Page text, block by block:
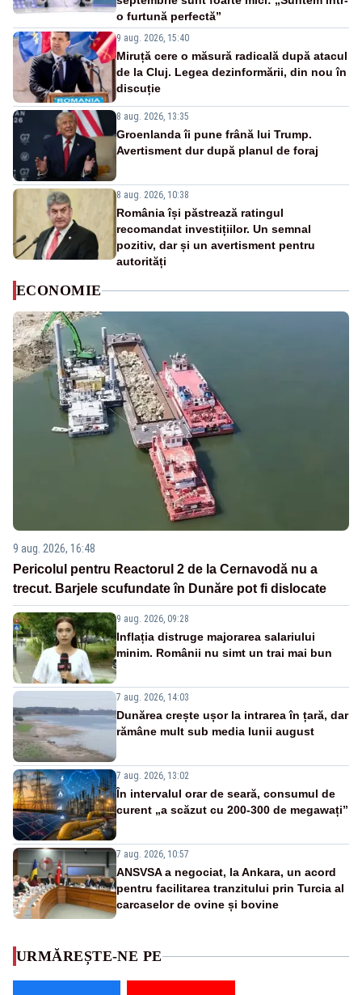
o furtună perfectă”
9 aug. 2026, 15:40
Miruță cere o măsură radicală după atacul
de la Cluj. Legea dezinformării, din nou în
discuție
8 aug. 2026, 13:35
Groenlanda îi pune frână lui Trump.
Avertisment dur după planul de foraj
8 aug. 2026, 10:38
România își păstrează ratingul
recomandat investițiilor. Un semnal
pozitiv, dar și un avertisment pentru
autorități
ECONOMIE
9 aug. 2026, 16:48
Pericolul pentru Reactorul 2 de la Cernavodă nu a
trecut. Barjele scufundate în Dunăre pot fi dislocate
9 aug. 2026, 09:28
Inflația distruge majorarea salariului
minim. Românii nu simt un trai mai bun
7 aug. 2026, 14:03
Dunărea crește ușor la intrarea în țară, dar
rămâne mult sub media lunii august
7 aug. 2026, 13:02
În intervalul orar de seară, consumul de
curent „a scăzut cu 200-300 de megawați”
7 aug. 2026, 10:57
ANSVSA a negociat, la Ankara, un acord
pentru facilitarea tranzitului prin Turcia al
carcaselor de ovine și bovine
URMĂREȘTE-NE PE